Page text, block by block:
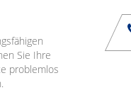
Sie Ihre
problemlos